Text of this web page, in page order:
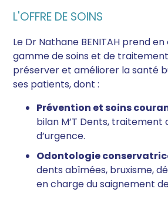
L'OFFRE DE SOINS
Le Dr Nathane BENITAH prend
gamme de soins et de
préserver et améliorer la santé
ses patients, dont :
Prévention et soins
bilan M’T Dents, traitement
d’urgence.
Odontologie
dents abîmées, bruxisme,
en charge du saignement